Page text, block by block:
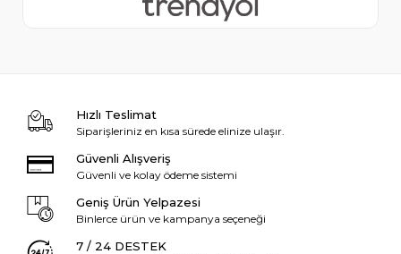
Hızlı Teslimat
Siparişleriniz en kısa sürede elinize ulaşır.
Güvenli Alışveriş
Güvenli ve kolay ödeme sistemi
Geniş Ürün Yelpazesi
Binlerce ürün ve kampanya seçeneği
7 / 24 DESTEK